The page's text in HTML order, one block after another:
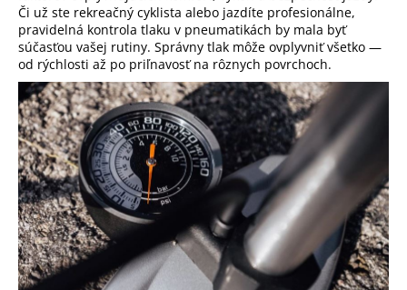
Či už ste rekreačný cyklista alebo jazdíte profesionálne,
pravidelná kontrola tlaku v pneumatikách by mala byť
súčasťou vašej rutiny. Správny tlak môže ovplyvniť všetko —
od rýchlosti až po priľnavosť na rôznych povrchoch.